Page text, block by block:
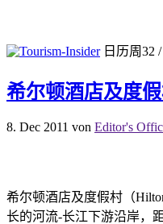
日历周32
希尔顿酒店及度
8. Dec 2011 von Editor's
希尔顿酒店及度假村（
长的河流-长江下游沿岸，